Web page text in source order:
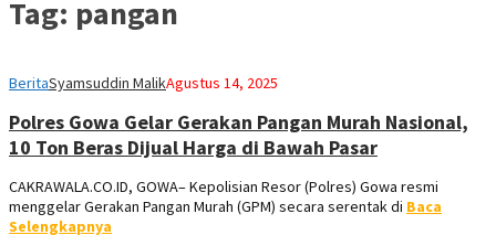
Tag: pangan
BeritaSyamsuddin MalikAgustus 14, 2025
Polres Gowa Gelar Gerakan Pangan Murah Nasional,
10 Ton Beras Dijual Harga di Bawah Pasar
CAKRAWALA.CO.ID, GOWA– Kepolisian Resor (Polres) Gowa resmi
menggelar Gerakan Pangan Murah (GPM) secara serentak di Baca
Selengkapnya